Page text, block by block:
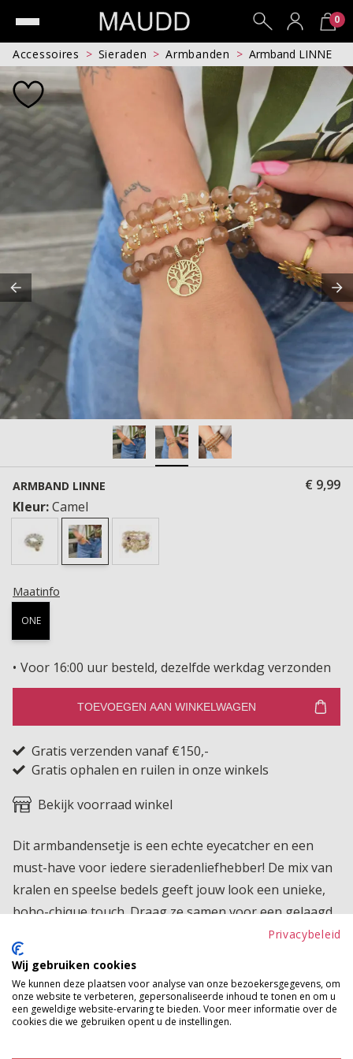
0
Accessoires Sieraden Armbanden Armband LINNE
ARMBAND LINNE
€ 9,99
Kleur:Camel
Maatinfo
ONE
Voor 16:00 uur besteld, dezelfde werkdag verzonden
TOEVOEGEN AAN WINKELWAGEN
Gratis verzenden vanaf €150,-
Gratis ophalen en ruilen in onze winkels
Bekijk voorraad winkel
Dit armbandensetje is een echte eyecatcher en een
must-have voor iedere sieradenliefhebber! De mix van
kralen en speelse bedels geeft jouw look een unieke,
boho-chique touch. Draag ze samen voor een gelaagd
effect of combineer ze met andere sieraden voor een
persoonlijke stijl.
Product kenmerken
Betaalinformatie
Privacybeleid
Wij gebruiken cookies
We kunnen deze plaatsen voor analyse van onze bezoekersgegevens, om
onze website te verbeteren, gepersonaliseerde inhoud te tonen en om u
een geweldige website-ervaring te bieden. Voor meer informatie over de
cookies die we gebruiken opent u de instellingen.